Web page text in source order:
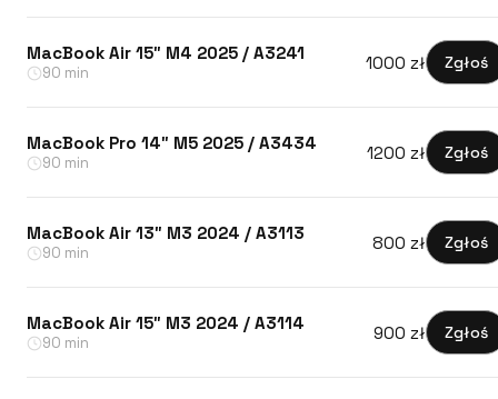
MacBook Air 15″ M4 2025 / A3241
90 min 1000 zł Zgłoś
MacBook Pro 14″ M5 2025 / A3434
90 min 1200 zł Zgłoś
MacBook Air 13″ M3 2024 / A3113
90 min 800 zł Zgłoś
MacBook Air 15″ M3 2024 / A3114
90 min 900 zł Zgłoś